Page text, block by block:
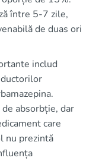
între 5-7 zile,
de duas ori
includ
absorbție, dar
care
nu prezintă